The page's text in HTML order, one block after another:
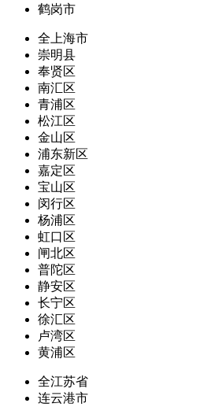
鹤岗市
全上海市
崇明县
奉贤区
南汇区
青浦区
松江区
金山区
浦东新区
嘉定区
宝山区
闵行区
杨浦区
虹口区
闸北区
普陀区
静安区
长宁区
徐汇区
卢湾区
黄浦区
全江苏省
连云港市